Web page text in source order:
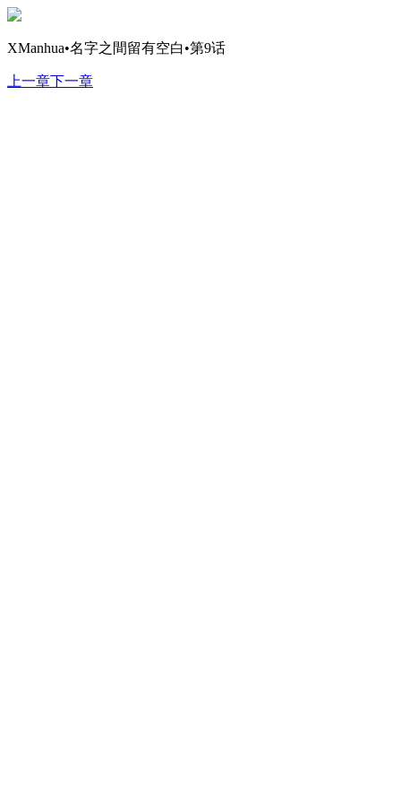
XManhua•名字之間留有空白•第9话
上一章下一章